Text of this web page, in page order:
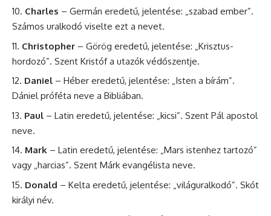
Charles – Germán eredetű, jelentése: „szabad ember”.
Számos uralkodó viselte ezt a nevet.
Christopher – Görög eredetű, jelentése: „Krisztus-
hordozó”. Szent Kristófa utazók védőszentje.
Daniel – Héber eredetű, jelentése: „Isten a bírám”.
Dánielpróféta neve a Bibliában.
Paul – Latin eredetű, jelentése: „kicsi”. Szent Pál apostol
neve.
Mark – Latin eredetű, jelentése: „Mars istenhez tartozó”
vagy „harcias”. Szent Márk evangélista neve.
Donald – Kelta eredetű, jelentése: „világuralkodó”. Skót
királyi név.